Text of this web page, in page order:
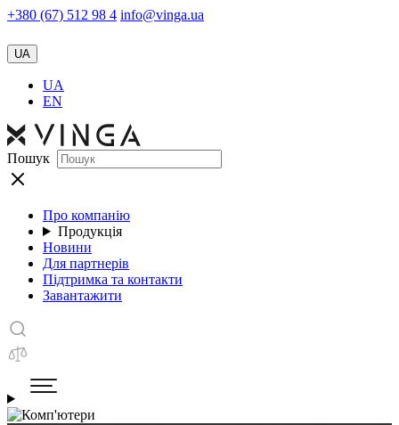
+380 (67) 512 98 4 info@vinga.ua
UA
UA
EN
Пошук
Про компанію
Продукція
Новини
Для партнерів
Підтримка та контакти
Завантажити